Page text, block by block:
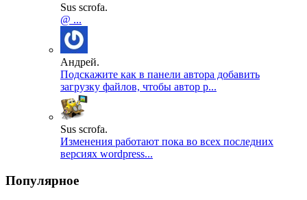
Sus scrofa.
@ ...
Андрей.
Подскажите как в панели автора добавить
загрузку файлов, чтобы автор р...
Sus scrofa.
Изменения работают пока во всех последних
версиях wordpress...
Популярное